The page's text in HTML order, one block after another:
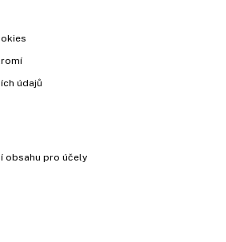
údajů
obsahu pro účely